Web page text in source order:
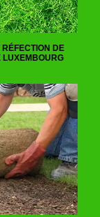
RÉFECTION DE
LUXEMBOURG